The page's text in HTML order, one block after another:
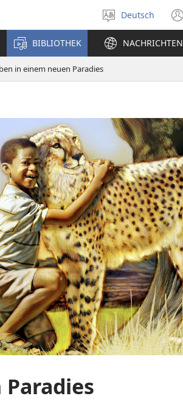
Sprache
auswählen
Deutsch
BIBLIOTHEK NACHRICHTEN
in einem neuen Paradies